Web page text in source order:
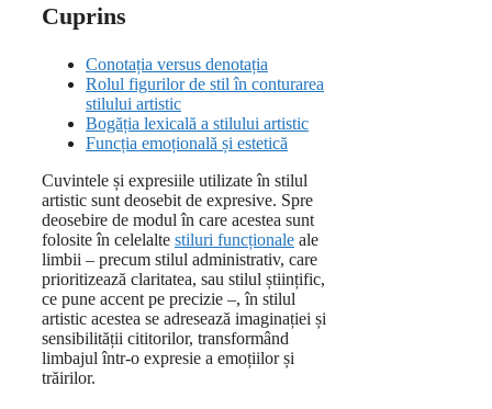
Cuprins
Conotația versus denotația
Rolul figurilor de stil în conturarea
stilului artistic
Bogăția lexicală a stilului artistic
Funcția emoțională și estetică
Cuvintele și expresiile utilizate în stilul
artistic sunt deosebit de expresive. Spre
deosebire de modul în care acestea sunt
folosite în celelalte stiluri funcționale ale
limbii – precum stilul administrativ, care
prioritizează claritatea, sau stilul științific,
ce pune accent pe precizie –, în stilul
artistic acestea se adresează imaginației și
sensibilității cititorilor, transformând
limbajul într-o expresie a emoțiilor și
trăirilor.